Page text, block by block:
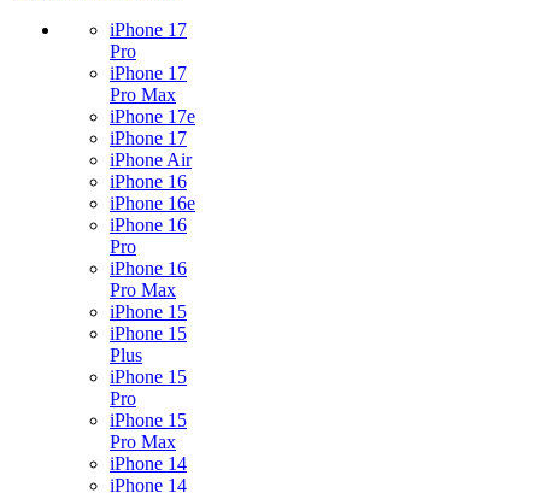
iPhone 17
Pro
iPhone 17
Pro Max
iPhone 17e
iPhone 17
iPhone Air
iPhone 16
iPhone 16e
iPhone 16
Pro
iPhone 16
Pro Max
iPhone 15
iPhone 15
Plus
iPhone 15
Pro
iPhone 15
Pro Max
iPhone 14
iPhone 14